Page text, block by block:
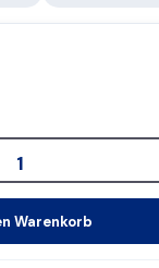
1
Warenkorb